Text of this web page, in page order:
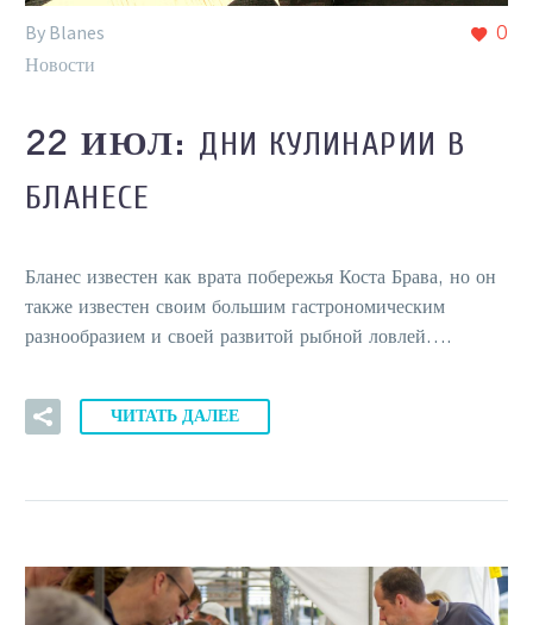
0
By Blanes
Новости
22 ИЮЛ: ДНИ КУЛИНАРИИ В
БЛАНЕСЕ
Бланес известен как врата побережья Коста Брава, но он
также известен своим большим гастрономическим
разнообразием и своей развитой рыбной ловлей….
ЧИТАТЬ ДАЛЕЕ